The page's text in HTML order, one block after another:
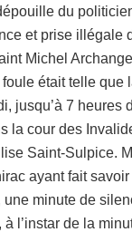
du
et prise illégale
Michel
était telle
jusqu’à 7 heures
la cour des
Saint-Sulpice.
ayant fait
une minute de
l’instar de la